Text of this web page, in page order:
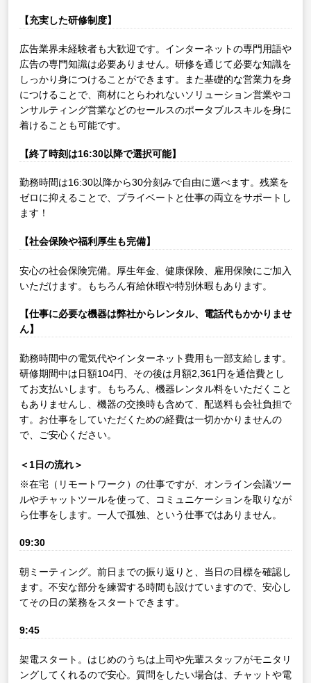
【充実した研修制度】
広告業界未経験者も大歓迎です。インターネットの専門用語や
広告の専門知識は必要ありません。研修を通じて必要な知識を
しっかり身につけることができます。また基礎的な営業力を身
につけることで、商材にとらわれないソリューション営業やコ
ンサルティング営業などのセールスのポータブルスキルを身に
着けることも可能です。
【終了時刻は16:30以降で選択可能】
勤務時間は16:30以降から30分刻みで自由に選べます。残業を
ゼロに抑えることで、プライベートと仕事の両立をサポートし
ます！
【社会保険や福利厚生も完備】
安心の社会保険完備。厚生年金、健康保険、雇用保険にご加入
いただけます。もちろん有給休暇や特別休暇もあります。
【仕事に必要な機器は弊社からレンタル、電話代もかかりませ
ん】
勤務時間中の電気代やインターネット費用も一部支給します。
研修期間中は日額104円、その後は月額2,361円を通信費とし
てお支払いします。もちろん、機器レンタル料をいただくこと
もありませんし、機器の交換時も含めて、配送料も会社負担で
す。お仕事をしていただくための経費は一切かかりませんの
で、ご安心ください。
＜1日の流れ＞
※在宅（リモートワーク）の仕事ですが、オンライン会議ツー
ルやチャットツールを使って、コミュニケーションを取りなが
ら仕事をします。一人で孤独、という仕事ではありません。
09:30
朝ミーティング。前日までの振り返りと、当日の目標を確認し
ます。不安な部分を練習する時間も設けていますので、安心し
てその日の業務をスタートできます。
9:45
架電スタート。はじめのうちは上司や先輩スタッフがモニタリ
ングしてくれるので安心。質問をしたい場合は、チャットや電